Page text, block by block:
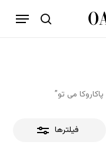
جستجو
فهرست
بستن
می تو”
فیلترها